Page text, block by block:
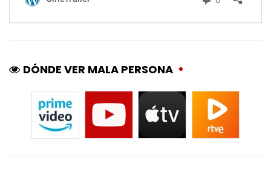
DÓNDE VER MALA PERSONA